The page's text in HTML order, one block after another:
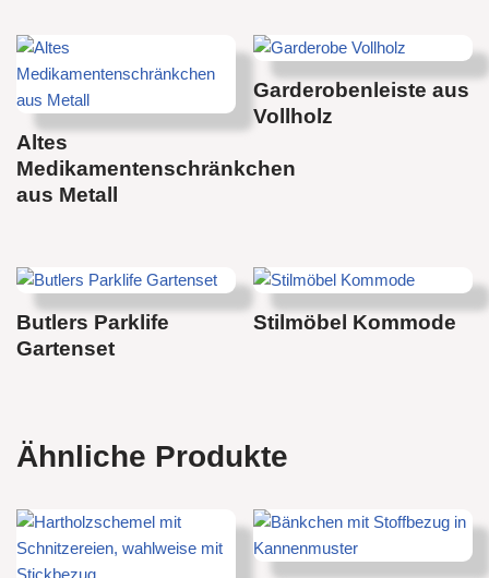
Altes
Medikamentenschränkchen
aus Metall
Garderobenleiste aus
Vollholz
Butlers Parklife
Gartenset
Stilmöbel Kommode
Ähnliche Produkte